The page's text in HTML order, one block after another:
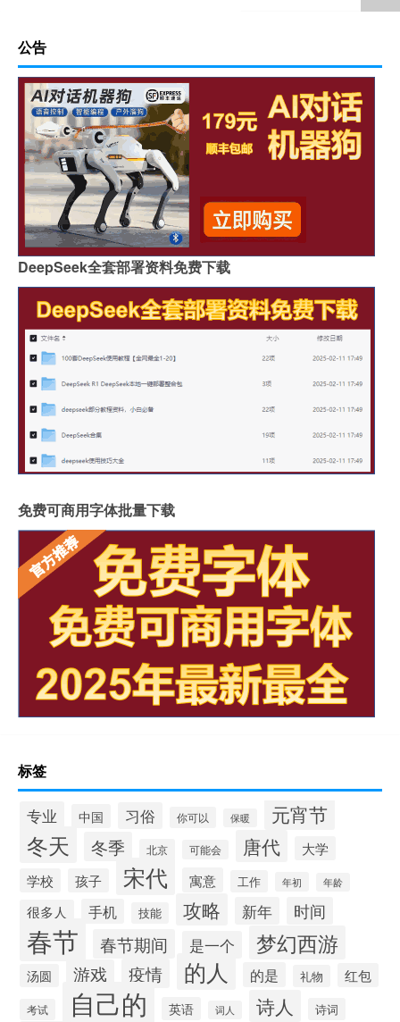
公告
DeepSeek全套部署资料免费下载
免费可商用字体批量下载
标签
专业 中国 习俗 你可以 保暖 元宵节
冬天 冬季 北京 可能会 唐代
大学
学校
孩子 宋代 寓意 工作 年初 年龄
很多人 手机 技能 攻略 新年 时间
春节 春节期间 是一个 梦幻西游
汤圆 游戏 疫情 的人 的是 礼物 红包
考试 自己的 英语 词人 诗人 诗词